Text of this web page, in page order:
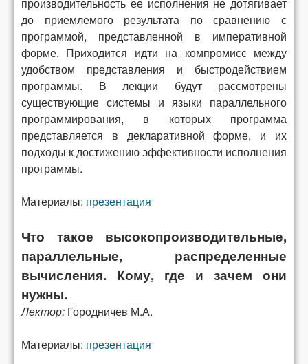
до приемлемого результата по сравнению с
программой, представленной в императивной
форме. Приходится идти на компромисс между
удобством представления и быстродействием
программы. В лекции будут рассмотрены
существующие системы и языки параллельного
программирования, в которых программа
представляется в декларативной форме, и их
подходы к достижению эффективности исполнения
программы.
Материалы: презентация
Что такое высокопроизводительные,
параллельные, распределенные
вычисления. Кому, где и зачем они
нужны.
Лектор: Городничев М.А.
Материалы: презентация